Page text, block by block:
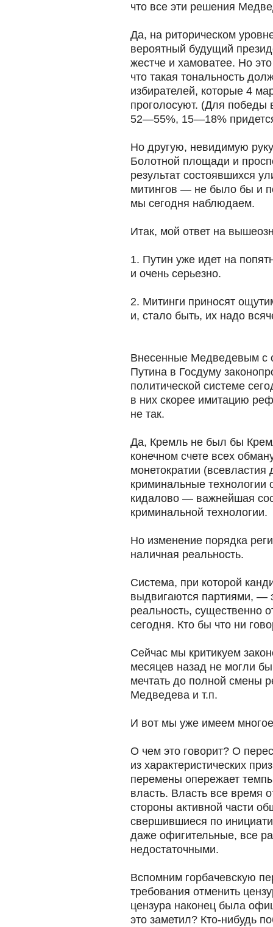
что все эти решения
Да, на риторическом
вероятный будущий
жестче и хамоватее. Но
что такая тональность
избирателей, которые 4
проголосуют. (Для победы
52—55%, 15—18%
Но другую, невидимую
Болотной площади и
результат состоявшихся
митингов — не было бы и
мы сегодня наблюдаем.
Итак, мой ответ на
1. Путин уже идет на
и очень серьезно.
2. Митинги приносят
и, стало быть, их надо
Внесенные Медведевым с
Путина в Госдуму
политической системе
в них скорее имитацию
не так.
Да, Кремль не был бы
конечном счете всех
монетократии
криминальные технологии
кидалово — важнейшая
криминальной технологии.
Но изменение порядка
наличная реальность.
Система, при которой
выдвигаются партиями, —
реальность, существенно
сегодня. Кто бы что ни
Сейчас мы критикуем
месяцев назад не могли
мечтать до полной смены
Медведева и т.п.
И вот мы уже имеем
О чем это говорит? О
из характеристических
перемены опережает
власть. Власть все время
стороны активной части
свершившиеся по
даже офигительные, все
недостаточными.
Вспомним горбачевскую
требования отменить
цензура наконец была
это заметил? Кто-нибудь